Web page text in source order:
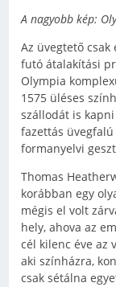
A nagyobb kép:
Az üvegtető csak
futó átalakítási
Olympia
1575 üléses
szállodát is
fazettás
formanyelvi
Thomas
korábban egy
mégis el volt
hely, ahova az
cél kilenc éve az
aki színházra,
csak sétálna